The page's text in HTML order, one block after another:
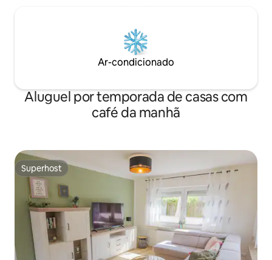
Ar-condicionado
Aluguel por temporada de casas com
café da manhã
Superhost
Superhost